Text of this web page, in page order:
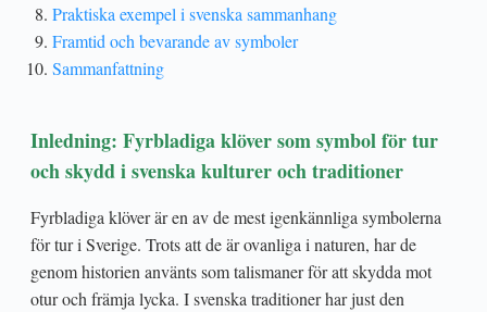
Praktiska exempel i svenska sammanhang
Framtid och bevarande av symboler
Sammanfattning
Inledning: Fyrbladiga klöver som symbol för tur
och skydd i svenska kulturer och traditioner
Fyrbladiga klöver är en av de mest igenkännliga symbolerna
för tur i Sverige. Trots att de är ovanliga i naturen, har de
genom historien använts som talismaner för att skydda mot
otur och främja lycka. I svenska traditioner har just den